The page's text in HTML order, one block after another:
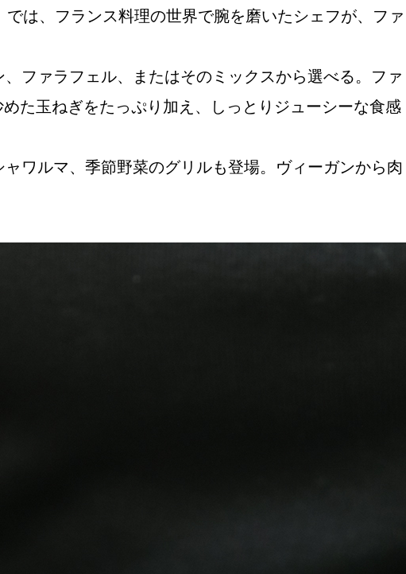
は、フランス料理の世界で腕を磨いたシェフが、ファ
ファラフェル、またはそのミックスから選べる。ファ
た玉ねぎをたっぷり加え、しっとりジューシーな食感
ワルマ、季節野菜のグリルも登場。ヴィーガンから肉